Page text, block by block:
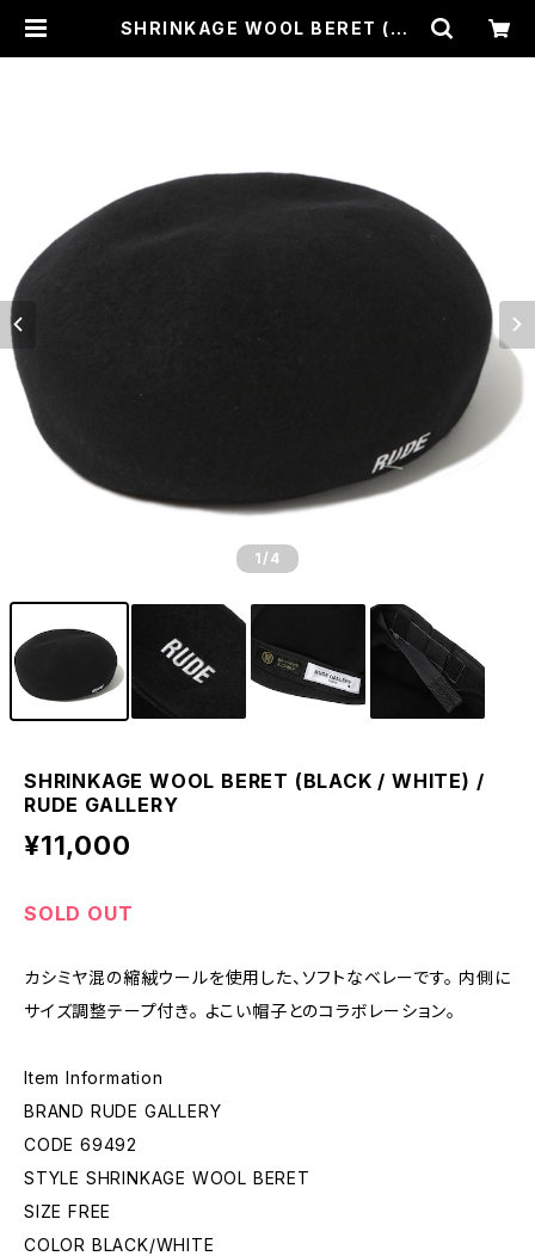
SHRINKAGE WOOL BERET (BL
1 /4
SHRINKAGE WOOL BERET (BLACK / WHITE) /
RUDE GALLERY
¥11,000
SOLD OUT
カシミヤ混の縮絨ウールを使用した、ソフトなベレーです。 内側に
サイズ調整テープ付き。 よこい帽子とのコラボレーション。
Item Information
BRAND RUDE GALLERY
CODE 69492
STYLE SHRINKAGE WOOL BERET
SIZE FREE
COLOR BLACK/WHITE